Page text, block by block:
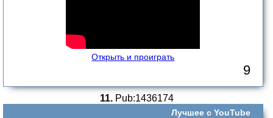
Открыть и проиграть
9
11.Pub:1436174
Лучшее с YouTube